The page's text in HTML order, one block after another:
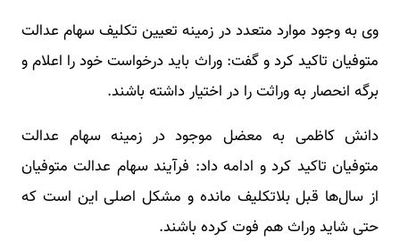
وی به وجود موارد متعدد در زمینه تعیین تکلیف سهام عدالت
متوفیان تاکید کرد و گفت: وراث باید درخواست خود را اعلام و
برگه انحصار به وراثت را در اختیار داشته باشند.
دانش کاظمی به معضل موجود در زمینه سهام عدالت
متوفیان تاکید کرد و ادامه داد: فرآیند سهام عدالت متوفیان
از سال‌ها قبل بلاتکلیف مانده و مشکل اصلی این است که
حتی شاید وراث هم فوت کرده باشند.